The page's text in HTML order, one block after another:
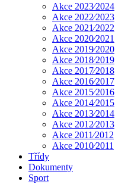
Akce 2023⁄2024
Akce 2022⁄2023
Akce 2021⁄2022
Akce 2020⁄2021
Akce 2019⁄2020
Akce 2018⁄2019
Akce 2017⁄2018
Akce 2016⁄2017
Akce 2015⁄2016
Akce 2014⁄2015
Akce 2013⁄2014
Akce 2012⁄2013
Akce 2011⁄2012
Akce 2010⁄2011
Třídy
Dokumenty
Sport